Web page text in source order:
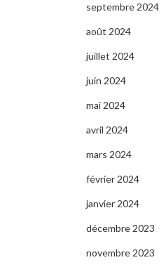
septembre 2024
août 2024
juillet 2024
juin 2024
mai 2024
avril 2024
mars 2024
février 2024
janvier 2024
décembre 2023
novembre 2023